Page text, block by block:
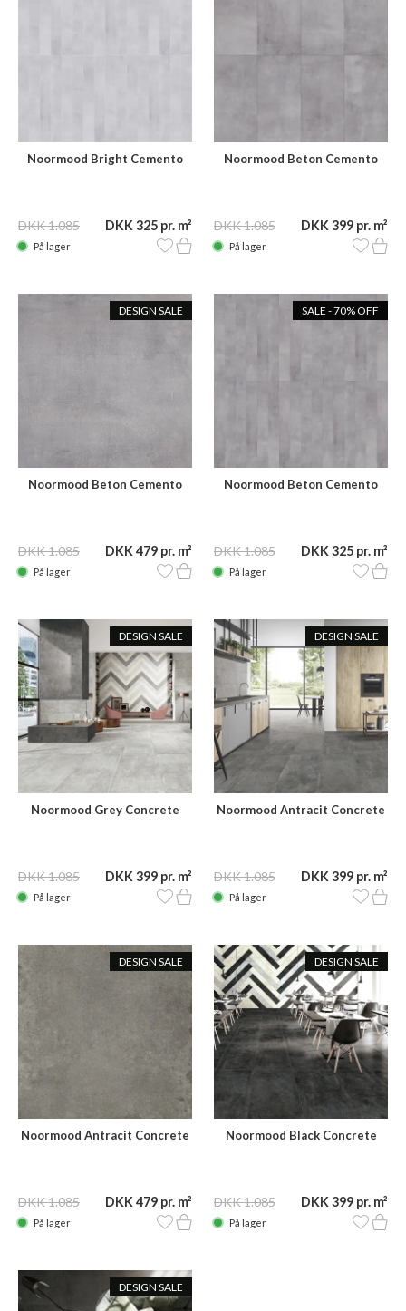
Noormood Bright Cemento
DKK 1.085 DKK 325 pr. m²
På lager
Noormood Beton Cemento
DKK 1.085 DKK 399 pr. m²
På lager
DESIGN SALE
Noormood Beton Cemento
DKK 1.085 DKK 479 pr. m²
På lager
SALE - 70% OFF
Noormood Beton Cemento
DKK 1.085 DKK 325 pr. m²
På lager
DESIGN SALE
Noormood Grey Concrete
DKK 1.085 DKK 399 pr. m²
På lager
DESIGN SALE
Noormood Antracit Concrete
DKK 1.085 DKK 399 pr. m²
På lager
DESIGN SALE
Noormood Antracit Concrete
DKK 1.085 DKK 479 pr. m²
På lager
DESIGN SALE
Noormood Black Concrete
DKK 1.085 DKK 399 pr. m²
På lager
DESIGN SALE